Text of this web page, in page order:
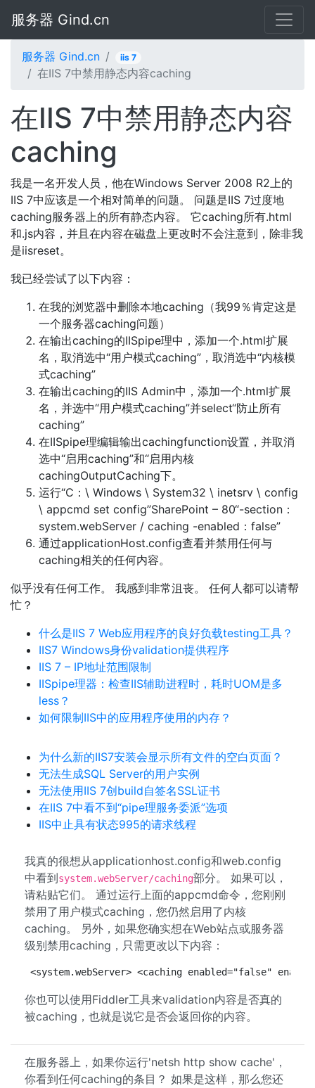
服务器 Gind.cn
服务器 Gind.cn iis 7
在IIS 7中禁用静态内容caching
在IIS 7中禁用静态内容
caching
我是一名开发人员，他在Windows Server 2008 R2上的
IIS 7中应该是一个相对简单的问题。 问题是IIS 7过度地
caching服务器上的所有静态内容。 它caching所有.html
和.js内容，并且在内容在磁盘上更改时不会注意到，除非我
是iisreset。
我已经尝试了以下内容：
在我的浏览器中删除本地caching（我99％肯定这是
一个服务器caching问题）
在输出caching的IISpipe理中，添加一个.html扩展
名，取消选中“用户模式caching”，取消选中“内核模
式caching”
在输出caching的IIS Admin中，添加一个.html扩展
名，并选中“用户模式caching”并select“防止所有
caching”
在IISpipe理编辑输出cachingfunction设置，并取消
选中“启用caching”和“启用内核
cachingOutputCaching下。
运行“C：\ Windows \ System32 \ inetsrv \ config
\ appcmd set config”SharePoint – 80“-section：
system.webServer / caching -enabled：false”
通过applicationHost.config查看并禁用任何与
caching相关的任何内容。
似乎没有任何工作。 我感到非常沮丧。 任何人都可以请帮
忙？
什么是IIS 7 Web应用程序的良好负载testing工具？
IIS7 Windows身份validation提供程序
IIS 7 – IP地址范围限制
IISpipe理器：检查IIS辅助进程时，耗时UOM是多
less？
如何限制IIS中的应用程序使用的内存？
为什么新的IIS7安装会显示所有文件的空白页面？
无法生成SQL Server的用户实例
无法使用IIS 7创build自签名SSL证书
在IIS 7中看不到“pipe理服务委派”选项
IIS中止具有状态995的请求线程
我真的很想从applicationhost.config和web.config
中看到system.webServer/caching部分。 如果可以，
请粘贴它们。 通过运行上面的appcmd命令，您刚刚
禁用了用户模式caching，您仍然启用了内核
caching。 另外，如果您确实想在Web站点或服务器
级别禁用caching，只需更改以下内容：
<system.webServer> <caching enabled="false"
你也可以使用Fiddler工具来validation内容是否真的
被caching，也就是说它是否会返回你的内容。
在服务器上，如果你运行'netsh http show cache'，
你看到任何caching的条目？ 如果是这样，那么您还